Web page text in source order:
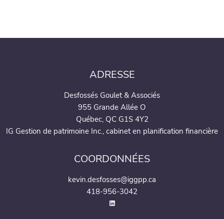
ADRESSE
Desfossés Goulet & Associés
955 Grande Allée O
Québec, QC G1S 4Y2
IG Gestion de patrimoine Inc., cabinet en planification financière
COORDONNÉES
kevin.desfosses@iggpp.ca
418-956-3042